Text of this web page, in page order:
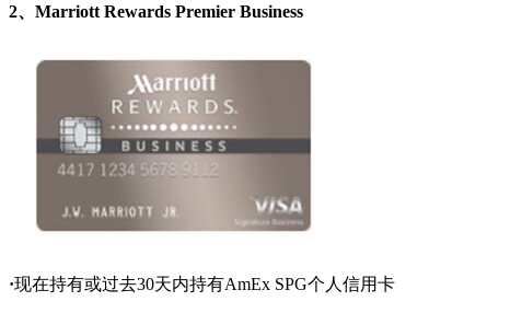
2、Marriott Rewards Premier Business
·现在持有或过去30天内持有AmEx SPG个人信用卡